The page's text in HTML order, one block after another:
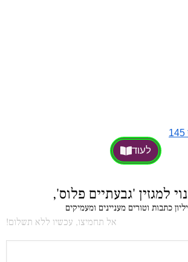
לעוד
למגזין 'גבעתיים פלוס',
כתבות וטורים מעניינים ומעמיקים
אל תחמיצו, עכשיו ללא תשלום!